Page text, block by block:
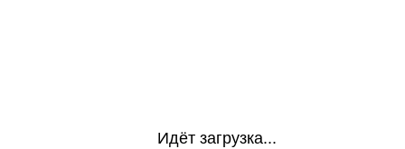
Идёт загрузка...